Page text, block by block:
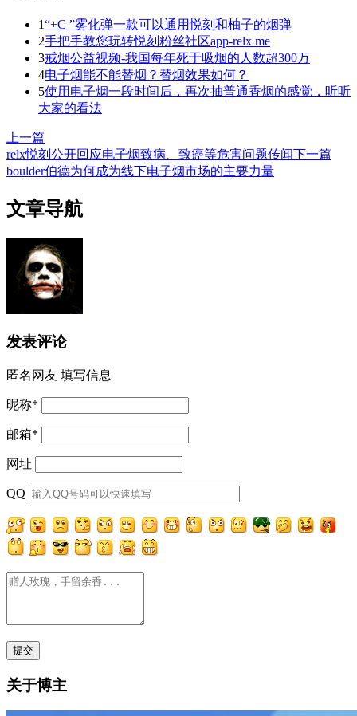
1“+C ”雾化弹一款可以通用悦刻和柚子的烟弹
2手把手教您玩转悦刻粉丝社区app-relx me
3戒烟公益视频-我国每年死于吸烟的人数超300万
4电子烟能不能替烟？替烟效果如何？
5使用电子烟一段时间后，再次抽普通香烟的感觉，听听
大家的看法
上一篇
relx悦刻公开回应电子烟致病、致癌等危害问题传闻下一篇
boulder伯德为何成为线下电子烟市场的主要力量
文章导航
发表评论
匿名网友 填写信息
昵称*
邮箱*
网址
QQ
关于博主